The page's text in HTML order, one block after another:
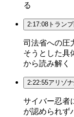
る
2:17:08 トラン
司法省への圧
そうとした具
から読み解く
2:22:55アリゾ
サイバー忍者
が認められず